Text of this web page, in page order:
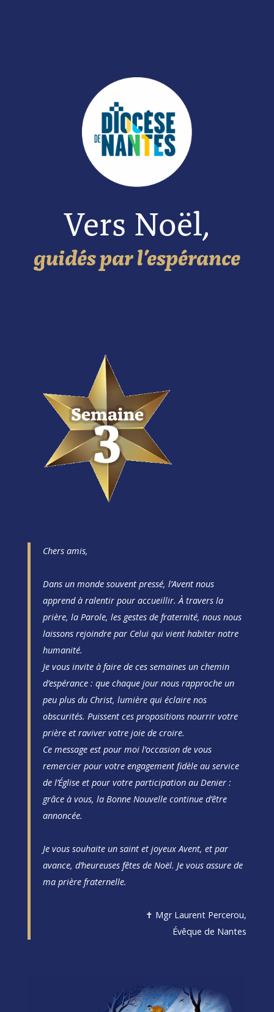
Vers Noël,
guidés par l’espérance
Chers amis,
Dans un monde souvent pressé, l’Avent nous
apprend à ralentir pour accueillir. À travers la
prière, la Parole, les gestes de fraternité, nous nous
laissons rejoindre par Celui qui vient habiter notre
humanité.
Je vous invite à faire de ces semaines un chemin
d’espérance : que chaque jour nous rapproche un
peu plus du Christ, lumière qui éclaire nos
obscurités. Puissent ces propositions nourrir votre
prière et raviver votre joie de croire.
Ce message est pour moi l’occasion de vous
remercier pour votre engagement fidèle au service
de l’Église et pour votre participation au Denier :
grâce à vous, la Bonne Nouvelle continue d’être
annoncée.
Je vous souhaite un saint et joyeux Avent, et par
avance, d’heureuses fêtes de Noël. Je vous assure de
ma prière fraternelle.
✝ Mgr Laurent Percerou,
Évêque de Nantes